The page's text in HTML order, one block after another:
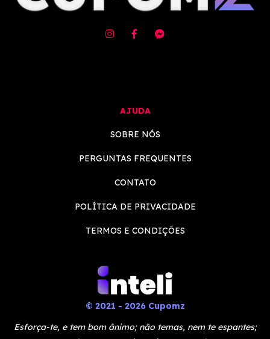
AJUDA
SOBRE NÓS
PERGUNTAS FREQUENTES
CONTATO
POLÍTICA DE PRIVACIDADE
TERMOS E CONDIÇÕES
© 2021 - 2026 Cupomz
Esforça-te, e tem bom ânimo; não temas, nem te espantes;